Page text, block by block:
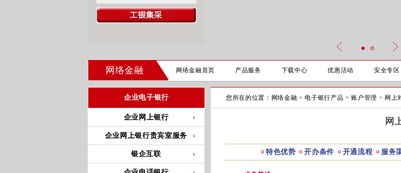
网络金融 网络金融首页 产品服务 下载中心 优惠活动 安全专区
企业电子银行
企业网上银行
企业网上银行贵宾室服务
银企互联
您所在的位置： 网络金融 >电子银行产品 >账户管理 > 网上
网
特色优势 开办条件 开通流程 服务